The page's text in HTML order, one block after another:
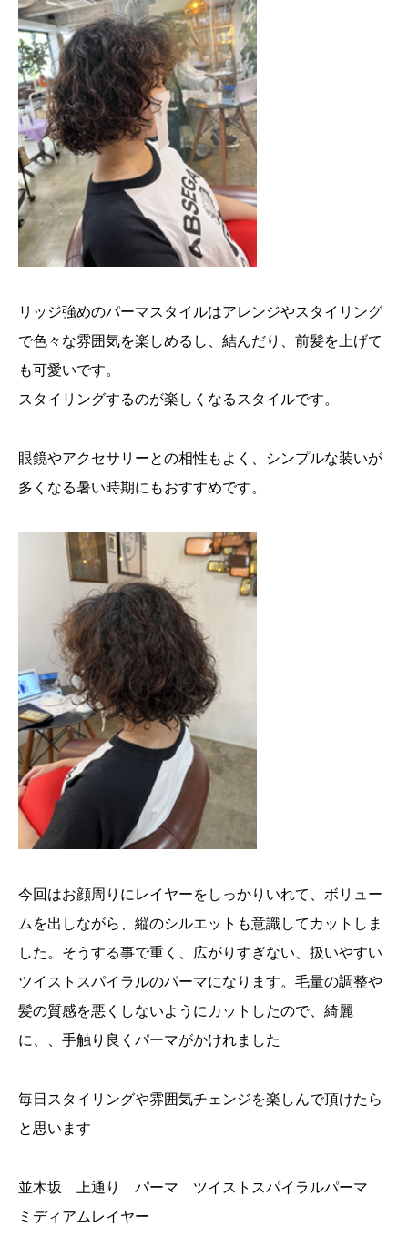
リッジ強めのパーマスタイルはアレンジやスタイリング
で色々な雰囲気を楽しめるし、結んだり、前髪を上げて
も可愛いです。
スタイリングするのが楽しくなるスタイルです。
眼鏡やアクセサリーとの相性もよく、シンプルな装いが
多くなる暑い時期にもおすすめです。
今回はお顔周りにレイヤーをしっかりいれて、ボリュー
ムを出しながら、縦のシルエットも意識してカットしま
した。そうする事で重く、広がりすぎない、扱いやすい
ツイストスパイラルのパーマになります。毛量の調整や
髪の質感を悪くしないようにカットしたので、綺麗
に、、手触り良くパーマがかけれました
毎日スタイリングや雰囲気チェンジを楽しんで頂けたら
と思います
並木坂 上通り パーマ ツイストスパイラルパーマ
ミディアムレイヤー